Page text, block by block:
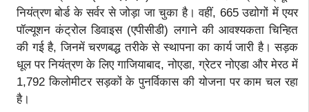
नियंत्रण बोर्ड के सर्वर से जोड़ा जा चुका है। वहीं, 665 उद्योगों में एयर
पॉल्यूशन कंट्रोल डिवाइस (एपीसीडी) लगाने की आवश्यकता चिन्हित
की गई है, जिनमें चरणबद्ध तरीके से स्थापना का कार्य जारी है। सड़क
धूल पर नियंत्रण के लिए गाजियाबाद, नोएडा, ग्रेटर नोएडा और मेरठ में
1,792 किलोमीटर सड़कों के पुनर्विकास की योजना पर काम चल रहा
है।